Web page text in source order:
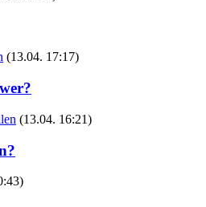
(13.04. 17:17)
(13.04. 16:21)